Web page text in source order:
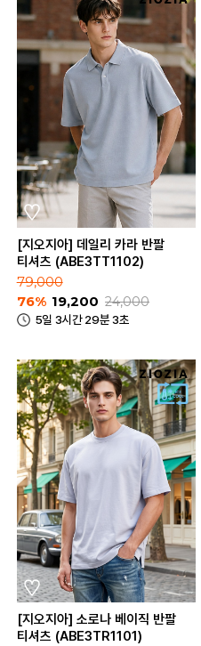
[지오지아] 데일리 카라 반팔
티셔츠 (ABE3TT1102)
79,000
76% 19,200 24,000
5일 3시간 29분 3초
[지오지아] 소로나 베이직 반팔
티셔츠 (ABE3TR1101)